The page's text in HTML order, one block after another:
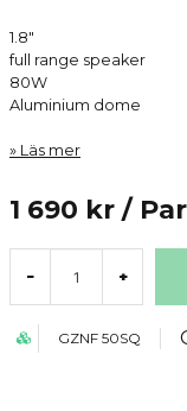
1.8″
full range speaker
80W
Aluminium dome
Läs mer
1 690 kr / Par
- +
GZNF 50SQ